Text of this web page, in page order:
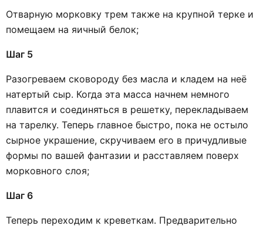
Отварную морковку трем также на крупной терке и
помещаем на яичный белок;
Шаг 5
Разогреваем сковороду без масла и кладем на неё
натертый сыр. Когда эта масса начнем немного
плавится и соединяться в решетку, перекладываем
на тарелку. Теперь главное быстро, пока не остыло
сырное украшение, скручиваем его в причудливые
формы по вашей фантазии и расставляем поверх
морковного слоя;
Шаг 6
Теперь переходим к креветкам. Предварительно